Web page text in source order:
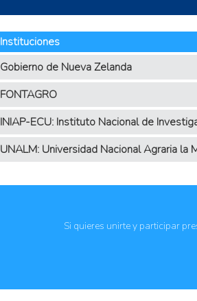
Instituciones
Gobierno de Nueva Zelanda
FONTAGRO
INIAP-ECU: Instituto Nacional de
UNALM: Universidad Nacional Agraria la
Si quieres unirte y participar